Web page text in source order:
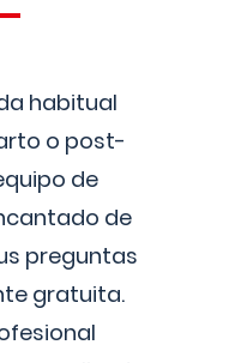
habitual
o post-
de
de
preguntas
gratuita.